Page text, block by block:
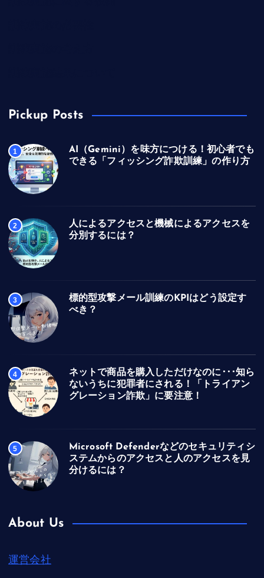
Pickup Posts
1
AI（Gemini）を味方につける！初心者でも
できる「フィッシング詐欺訓練」の作り方
2
人によるアクセスと機械によるアクセスを
分別するには？
3
標的型攻撃メール訓練のKPIはどう設定す
べき？
4
ネットで商品を購入しただけなのに･･･知ら
ないうちに犯罪者にされる！「トライアン
グレーション詐欺」に要注意！
5
Microsoft Defenderなどのセキュリティシ
ステムからのアクセスと人のアクセスを見
分けるには？
About Us
運営会社